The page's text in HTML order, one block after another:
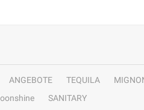
ANGEBOTE TEQUILA
SANITARY